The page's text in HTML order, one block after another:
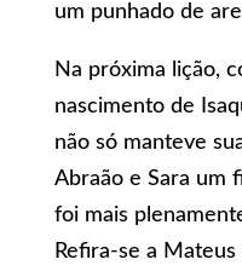
um punhado de
Na próxima lição,
nascimento de
não só manteve
Abraão e Sara um
foi mais
Refira-se a Mateus